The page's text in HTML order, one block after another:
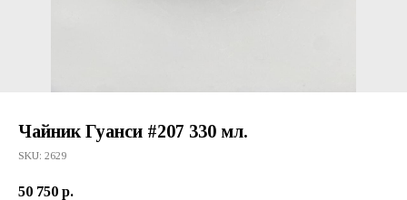
Чайник Гуанси #207 330 мл.
SKU: 2629
50 750 р.